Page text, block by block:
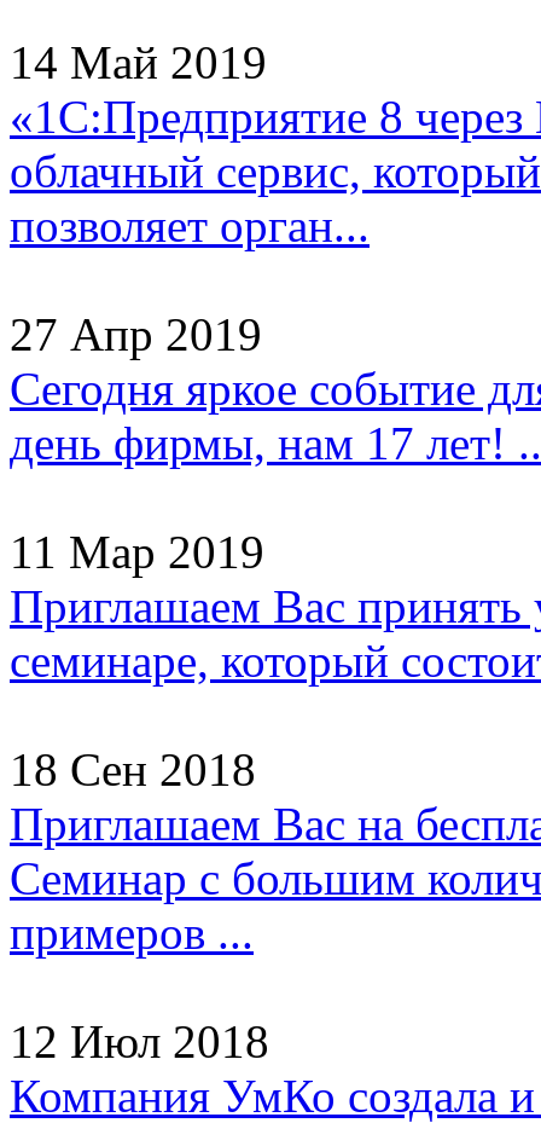
14 Май 2019
«1С:Предприятие 8
облачный сервис, который
позволяет орган...
27 Апр 2019
Сегодня яркое событие
день фирмы, нам 17 лет!
11 Мар 2019
Приглашаем Вас принять
семинаре, который
18 Сен 2018
Приглашаем Вас на
Семинар с большим
примеров ...
12 Июл 2018
Компания УмКо создала